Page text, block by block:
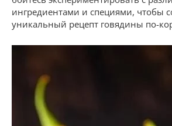
ингредиентами и специями, чтобы
уникальный рецепт говядины по-